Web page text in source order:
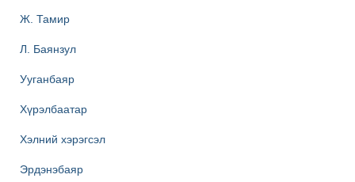
Ж. Тамир
Л. Баянзул
Ууганбаяр
Хүрэлбаатар
Хэлний хэрэгсэл
Эрдэнэбаяр